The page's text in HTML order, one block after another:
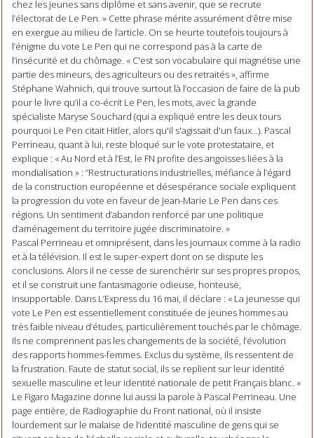
chez les jeunes sans diplôme et sans avenir, que se recrute
l’électorat de Le Pen. » Cette phrase mérite assurément d’être mise
en exergue au milieu de l’article. On se heurte toutefois toujours à
l’énigme du vote Le Pen qui ne correspond pas à la carte de
l’insécurité et du chômage. « C'est son vocabulaire qui magnétise une
partie des mineurs, des agriculteurs ou des retraités », affirme
Stéphane Wahnich, qui trouve surtout là l’occasion de faire de la pub
pour le livre qu’il a co-écrit Le Pen, les mots, avec la grande
spécialiste Maryse Souchard (qui a expliqué entre les deux tours
pourquoi Le Pen citait Hitler, alors qu'il s'agissait d'un faux...). Pascal
Perrineau, quant à lui, reste bloqué sur le vote protestataire, et
explique : « Au Nord et à l’Est, le FN profite des angoisses liées à la
mondialisation » : “Restructurations industrielles, méfiance à l’égard
de la construction européenne et désespérance sociale expliquent
la progression du vote en faveur de Jean-Marie Le Pen dans ces
régions. Un sentiment d’abandon renforcé par une politique
d’aménagement du territoire jugée discriminatoire. »
Pascal Perrineau et omniprésent, dans les journaux comme à la radio
et à la télévision. Il est le super-expert dont on se dispute les
conclusions. Alors il ne cesse de surenchérir sur ses propres propos,
et il se construit une fantasmagorie odieuse, honteuse,
insupportable. Dans L’Express du 16 mai, il déclare : « La jeunesse qui
vote Le Pen est essentiellement constituée de jeunes hommes au
très faible niveau d’études, particulièrement touchés par le chômage.
Ils ne comprennent pas les changements de la société, l’évolution
des rapports hommes-femmes. Exclus du système, ils ressentent de
la frustration. Faute de statut social, ils se replient sur leur identité
sexuelle masculine et leur identité nationale de petit Français blanc. »
Le Figaro Magazine donne lui aussi la parole à Pascal Perrineau. Une
page entière, de Radiographie du Front national, où il insiste
lourdement sur le malaise de l’identité masculine de gens qui se